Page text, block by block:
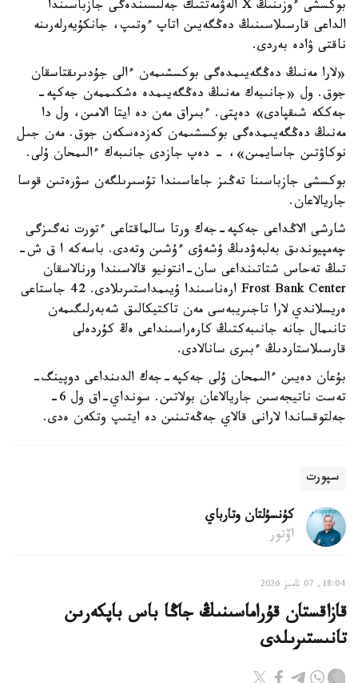
بوكسشى ءوزىنىڭ X الەۋمەتتىك جەلىسىندەگى جازباسىندا
الداعى قارسىلاسىنىڭ دەڭگەيىن اتاپ ءوتىپ، جانكۇيەرلەرىنە
ناقتى ۋادە بەردى.
«لارا مەنىڭ دەڭگەيىمدەگى بوكسشىمەن ءالى جۇدىرىقتاسقان
جوق. ول «جانىبەك مەنىڭ دەڭگەيىمدە ەشكىممەن جەكپە-
جەككە شىقپادى» دەپتى. ءبىراق مەن دە ايتا الامىن، ول دا
مەنىڭ دەڭگەيىمدەگى بوكسشىمەن كەزدەسكەن جوق. مەن جىل
نوكاۋتىن جاسايمىن»، - دەپ جازدى جانىبەك ءالىمحان ۇلى.
بوكسشى جازباسىنا تەڭىز جاعاسىندا تۇسىرىلگەن سۋرەتىن قوسا
جاريالاعان.
شارشى الاڭداعى جەكپە-جەك ورتا سالماقتاعى ءتورت نەگىزگى
چەمپيوندىق بەلبەۋدىڭ ۇشەۋى ءۇشىن وتەدى. باسەكە ا ق ش-
تىڭ تەحاس شتاتىنداعى سان-انتونيو قالاسىندا ورنالاسقان
Frost Bank Center ارەناسىندا ۇيىمداستىرىلادى. 42 جاستاعى
ەريسلاندي لارا تاجىريبەسى مەن تاكتيكالىق شەبەرلىگىمەن
تانىمال جانە جانىبەكتىڭ كارەراسىنداعى ەڭ كۇردەلى
قارسىلاستاردىڭ ءبىرى سانالادى.
بۇعان دەيىن ءالىمحان ۇلى جەكپە-جەك الدىنداعى دوپينگ-
تەست ناتيجەسىن جاريالاعان بولاتىن. سونداي-اق ول 6-
جەلتوقساندا لارانى قالاي جەڭەتىنىن دە ايتىپ وتكەن ەدى.
سپورت
كۇنسۇلتان وتارباي
اۆتور
18:04, 07 تامىز 2026
قازاقستان قۇراماسىنىڭ جاڭا باس باپكەرىن
تانىستىرىلدى